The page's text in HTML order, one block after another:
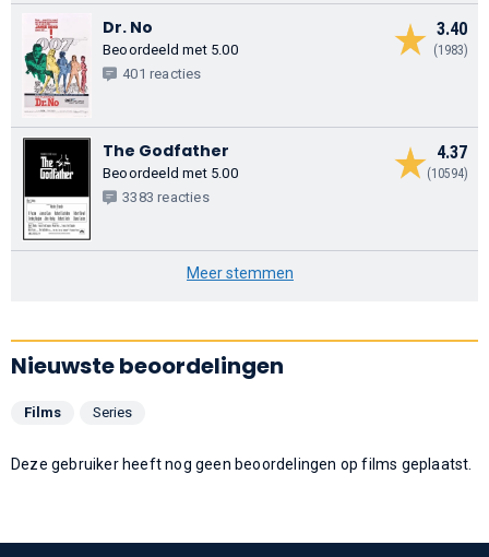
3.40
(1983)
Dr. No
Beoordeeld met 5.00
401 reacties
4.37
(10594)
The Godfather
Beoordeeld met 5.00
3383 reacties
Meer stemmen
Nieuwste beoordelingen
Films Series
Deze gebruiker heeft nog geen beoordelingen op films geplaatst.